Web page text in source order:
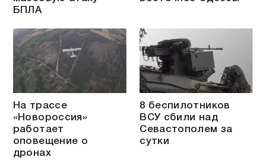
БПЛА
На трассе
«Новороссия»
работает
оповещение о
дронах
8 беспилотников
ВСУ сбили над
Севастополем за
сутки